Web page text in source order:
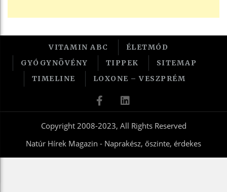
VITAMIN ABC
ÉLETMÓD
GYÓGYNÖVÉNY
TIPPEK
SITEMAP
TIMELINE
LOXONE – VESZPRÉM
Copyright 2008-2023, All Rights Reserved
Natúr Hírek Magazin - Naprakész, őszinte, érdekes